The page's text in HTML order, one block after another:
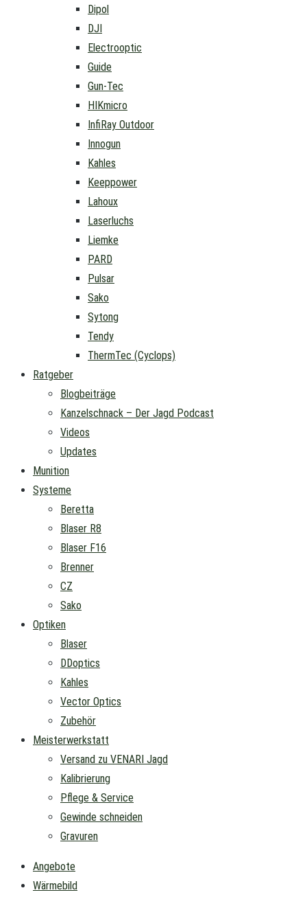
Dipol
DJI
Electrooptic
Guide
Gun-Tec
HIKmicro
InfiRay Outdoor
Innogun
Kahles
Keeppower
Lahoux
Laserluchs
Liemke
PARD
Pulsar
Sako
Sytong
Tendy
ThermTec (Cyclops)
Ratgeber
Blogbeiträge
Kanzelschnack – Der Jagd Podcast
Videos
Updates
Munition
Systeme
Beretta
Blaser R8
Blaser F16
Brenner
CZ
Sako
Optiken
Blaser
DDoptics
Kahles
Vector Optics
Zubehör
Meisterwerkstatt
Versand zu VENARI Jagd
Kalibrierung
Pflege & Service
Gewinde schneiden
Gravuren
Angebote
Wärmebild